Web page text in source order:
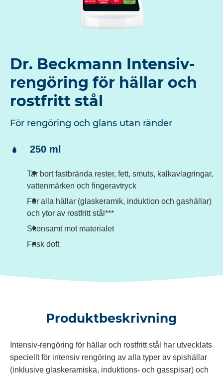
Dr. Beckmann Intensiv-
rengöring för hällar och
rostfritt stål
För rengöring och glans utan ränder
Innehåll:
250 ml
Tar bort fastbrända rester, fett, smuts, kalkavlagringar,
vattenmärken och fingeravtryck
För alla hällar (glaskeramik, induktion och gashällar)
och ytor av rostfritt stål***
Skonsamt mot materialet
Frisk doft
Produktbeskrivning
Intensiv-rengöring för hällar och rostfritt stål har utvecklats
speciellt för intensiv rengöring av alla typer av spishällar
(inklusive glaskeramiska, induktions- och gasspisar) och